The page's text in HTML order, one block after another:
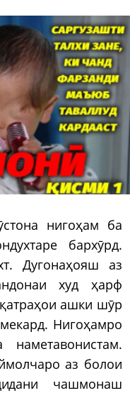
нигоҳам ба
бархӯрд.
Дугонаҳояш аз
худ ҳарф
ашки шӯр
Нигоҳамро
аз болои
чашмонаш